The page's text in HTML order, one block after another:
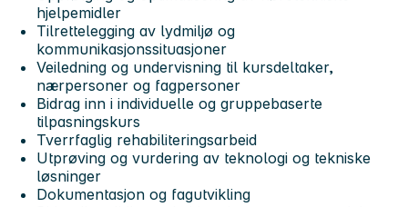
hjelpemidler
Tilrettelegging av lydmiljø og
kommunikasjonssituasjoner
Veiledning og undervisning til kursdeltaker,
nærpersoner og fagpersoner
Bidrag inn i individuelle og gruppebaserte
tilpasningskurs
Tverrfaglig rehabiliteringsarbeid
Utprøving og vurdering av teknologi og tekniske
løsninger
Dokumentasjon og fagutvikling